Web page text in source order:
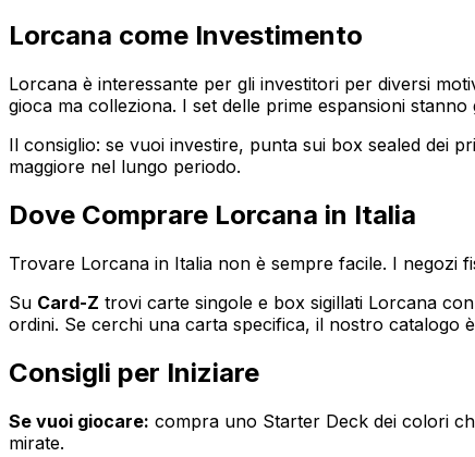
Lorcana come Investimento
Lorcana è interessante per gli investitori per diversi
gioca ma colleziona. I set delle prime espansioni
Il consiglio: se vuoi investire, punta sui box sealed dei
maggiore nel lungo periodo.
Dove Comprare Lorcana in Italia
Trovare Lorcana in Italia non è sempre facile. I negozi
Su Card-Z trovi carte singole e box sigillati Lorcana
ordini. Se cerchi una carta specifica, il nostro catalogo
Consigli per Iniziare
Se vuoi giocare: compra uno Starter Deck dei colori
mirate.